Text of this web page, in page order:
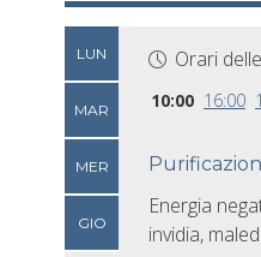
LUN
MAR
MER
GIO
Orari
10:00 16:00
Energia
invidia,